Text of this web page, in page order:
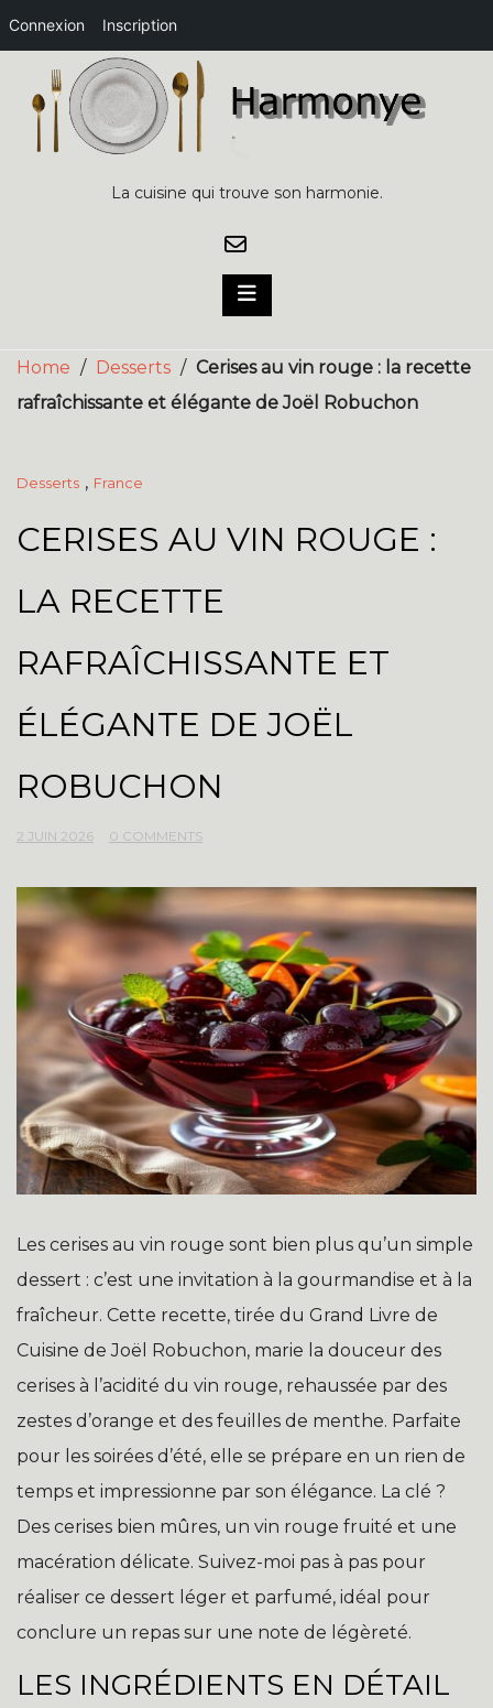
Connexion Inscription
content
La cuisine qui trouve son harmonie.
Home / Desserts / Cerises au vin rouge : la recette
rafraîchissante et élégante de Joël Robuchon
Desserts , France
CERISES AU VIN ROUGE :
LA RECETTE
RAFRAÎCHISSANTE ET
ÉLÉGANTE DE JOËL
ROBUCHON
2 JUIN 2026 0 COMMENTS
Les cerises au vin rouge sont bien plus qu’un simple
dessert : c’est une invitation à la gourmandise et à la
fraîcheur. Cette recette, tirée du Grand Livre de
Cuisine de Joël Robuchon, marie la douceur des
cerises à l’acidité du vin rouge, rehaussée par des
zestes d’orange et des feuilles de menthe. Parfaite
pour les soirées d’été, elle se prépare en un rien de
temps et impressionne par son élégance. La clé ?
Des cerises bien mûres, un vin rouge fruité et une
macération délicate. Suivez-moi pas à pas pour
réaliser ce dessert léger et parfumé, idéal pour
conclure un repas sur une note de légèreté.
LES INGRÉDIENTS EN DÉTAIL